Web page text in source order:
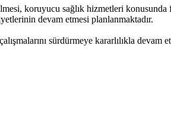
koruyucu sağlık hizmetleri konusunda
devam etmesi planlanmaktadır.
sürdürmeye kararlılıkla devam